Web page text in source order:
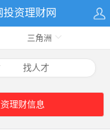
资理财网
三角洲
找人才
理财信息